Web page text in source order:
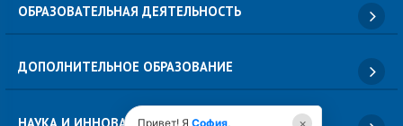
ОБРАЗОВАТЕЛЬНАЯ ДЕЯТЕЛЬНОСТЬ
ДОПОЛНИТЕЛЬНОЕ ОБРАЗОВАНИЕ
НАУКА И ИННОВАЦИИ ×
Привет! Я София,